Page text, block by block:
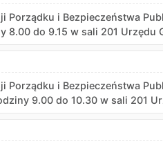
Porządku i Bezpieczeństwa
8.00 do 9.15 w sali 201 Urzędu
Porządku i Bezpieczeństwa
9.00 do 10.30 w sali 201